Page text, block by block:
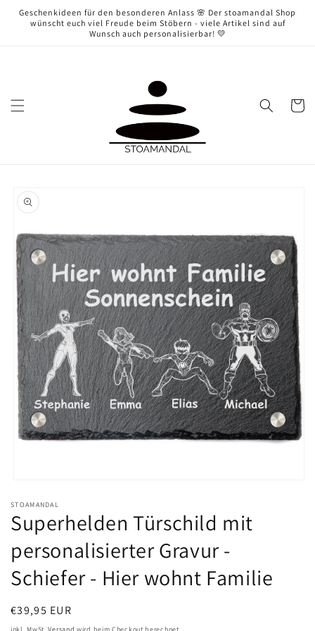
zum
Inhalt
Geschenkideen für den besonderen Anlass 🌸 Der stoamandal Shop
wünscht euch viel Freude beim Stöbern - viele Artikel sind auf
Wunsch auch personalisierbar! 💛
in
Modal
öffnen
STOAMANDAL
Superhelden Türschild mit
personalisierter Gravur -
Schiefer - Hier wohnt Familie
Normaler
Preis
€39,95 EUR